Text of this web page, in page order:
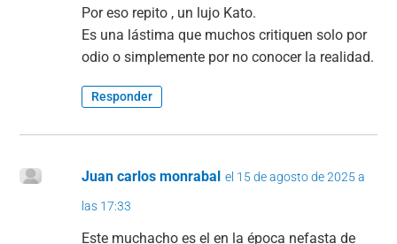
Por eso repito , un lujo Kato.
Es una lástima que muchos critiquen solo por
odio o simplemente por no conocer la realidad.
Responder
Juan carlos monrabal el 15 de agosto de 2025 a
las 17:33
Este muchacho es el en la época nefasta de